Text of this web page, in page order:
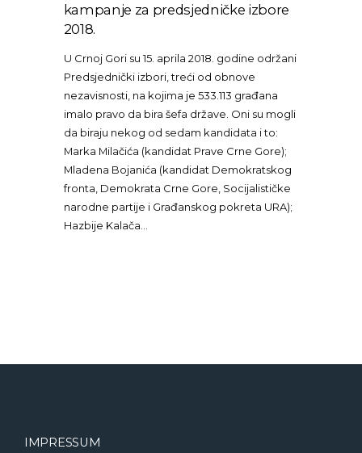
kampanje za predsjedničke izbore
2018.
U Crnoj Gori su 15. aprila 2018. godine održani
Predsjednički izbori, treći od obnove
nezavisnosti, na kojima je 533.113 građana
imalo pravo da bira šefa države. Oni su mogli
da biraju nekog od sedam kandidata i to:
Marka Milačića (kandidat Prave Crne Gore);
Mladena Bojanića (kandidat Demokratskog
fronta, Demokrata Crne Gore, Socijalističke
narodne partije i Građanskog pokreta URA);
Hazbije Kalača…
IMPRESSUM